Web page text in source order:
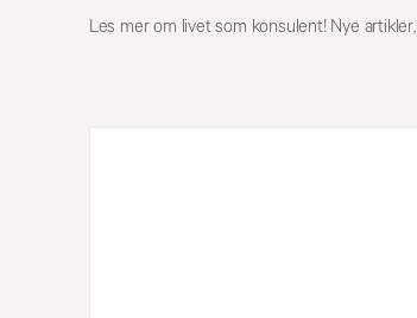
Les mer om livet som konsulent! Nye